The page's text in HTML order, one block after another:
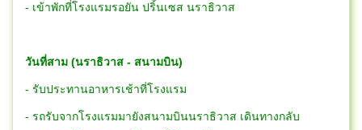
- เข้าพักที่โรงแรมรอยัน ปริ้นเซส นราธิวาส
วันที่สาม (นราธิวาส - สนามบิน)
- รับประทานอาหารเช้าที่โรงแรม
- รถรับจากโรงแรมมายังสนามบินนราธิวาส เดินทางกลับ